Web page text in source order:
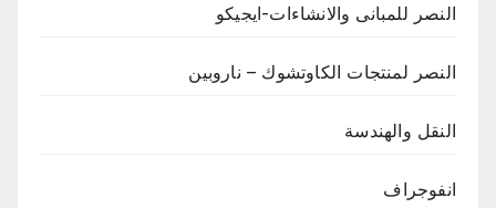
النصر للمبانى والانشاءات-ايجيكو
النصر لمنتجات الكاوتشوك – ناروبين
النقل والهندسة
انفوجراف